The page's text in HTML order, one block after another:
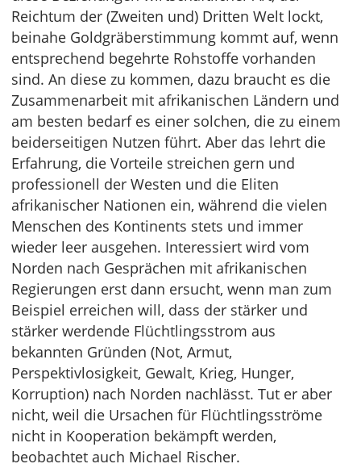
Reichtum der (Zweiten und) Dritten Welt lockt,
beinahe Goldgräberstimmung kommt auf, wenn
entsprechend begehrte Rohstoffe vorhanden
sind. An diese zu kommen, dazu braucht es die
Zusammenarbeit mit afrikanischen Ländern und
am besten bedarf es einer solchen, die zu einem
beiderseitigen Nutzen führt. Aber das lehrt die
Erfahrung, die Vorteile streichen gern und
professionell der Westen und die Eliten
afrikanischer Nationen ein, während die vielen
Menschen des Kontinents stets und immer
wieder leer ausgehen. Interessiert wird vom
Norden nach Gesprächen mit afrikanischen
Regierungen erst dann ersucht, wenn man zum
Beispiel erreichen will, dass der stärker und
stärker werdende Flüchtlingsstrom aus
bekannten Gründen (Not, Armut,
Perspektivlosigkeit, Gewalt, Krieg, Hunger,
Korruption) nach Norden nachlässt. Tut er aber
nicht, weil die Ursachen für Flüchtlingsströme
nicht in Kooperation bekämpft werden,
beobachtet auch Michael Rischer.